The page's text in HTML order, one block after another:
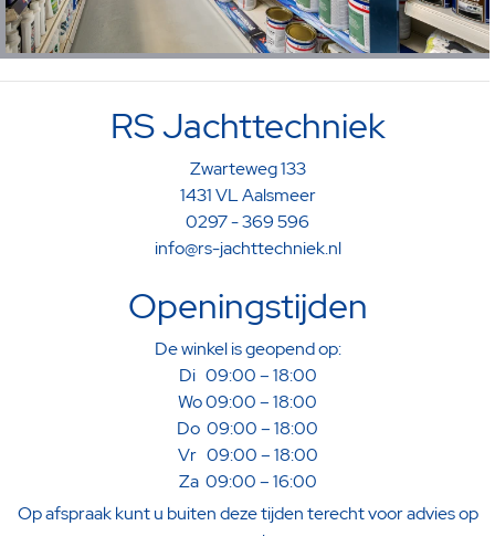
RS Jachttechniek
Zwarteweg 133
1431 VL Aalsmeer
0297 - 369 596
info@rs-jachttechniek.nl
Openingstijden
De winkel is geopend op:
Di 09:00 – 18:00
Wo 09:00 – 18:00
Do 09:00 – 18:00
Vr 09:00 – 18:00
Za 09:00 – 16:00
Op afspraak kunt u buiten deze tijden terecht voor advies op